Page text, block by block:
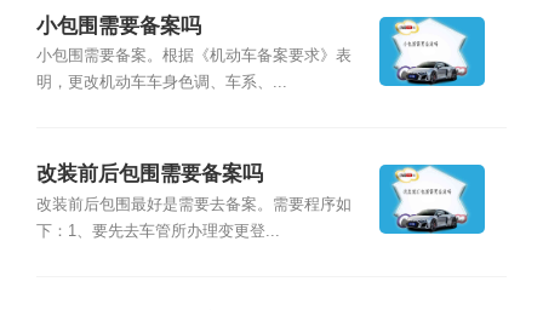
小包围需要备案吗
小包围需要备案。根据《机动车备案要求》表
明，更改机动车车身色调、车系、...
改装前后包围需要备案吗
改装前后包围最好是需要去备案。需要程序如
下：1、要先去车管所办理变更登...